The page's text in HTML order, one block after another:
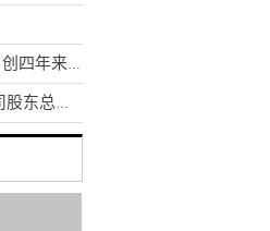
今日热议：现货黄金跌幅高达3.8% 创四年来最大单日跌幅
汉得信息：截至2025年9月30日公司股东总户数约13万户-每日看点